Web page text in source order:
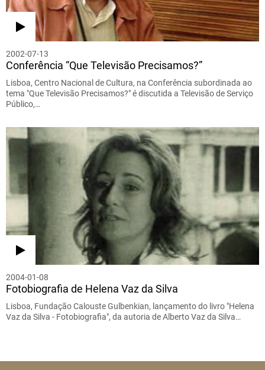
2002-07-13
Conferência “Que Televisão Precisamos?”
Lisboa, Centro Nacional de Cultura, na Conferência subordinada ao
tema "Que Televisão Precisamos?" é discutida a Televisão de Serviço
Público,…
2004-01-08
Fotobiografia de Helena Vaz da Silva
Lisboa, Fundação Calouste Gulbenkian, lançamento do livro "Helena
Vaz da Silva - Fotobiografia", da autoria de Alberto Vaz da Silva…